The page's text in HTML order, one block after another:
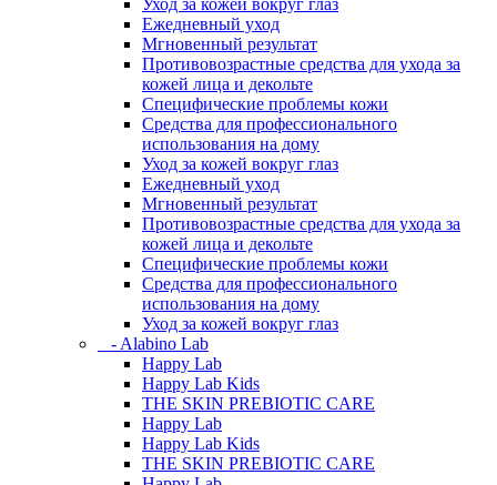
Уход за кожей вокруг глаз
Ежедневный уход
Мгновенный результат
Противовозрастные средства для ухода за
кожей лица и декольте
Специфические проблемы кожи
Средства для профессионального
использования на дому
Уход за кожей вокруг глаз
Ежедневный уход
Мгновенный результат
Противовозрастные средства для ухода за
кожей лица и декольте
Специфические проблемы кожи
Средства для профессионального
использования на дому
Уход за кожей вокруг глаз
- Alabino Lab
Happy Lab
Happy Lab Kids
THE SKIN PREBIOTIC CARE
Happy Lab
Happy Lab Kids
THE SKIN PREBIOTIC CARE